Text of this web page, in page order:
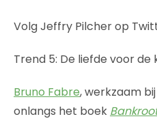
Volg Jeffry Pilcher op
Trend 5: De liefde voor de
Bruno Fabre, werkzaam
onlangs het boek